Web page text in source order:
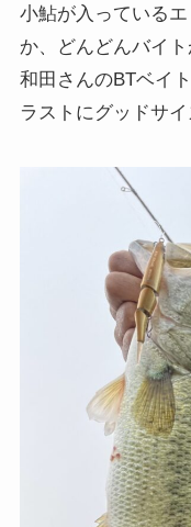
小鮎が入っている
か、どんどんバイト
和田さんのBTベイ
ラストにグッドサイ